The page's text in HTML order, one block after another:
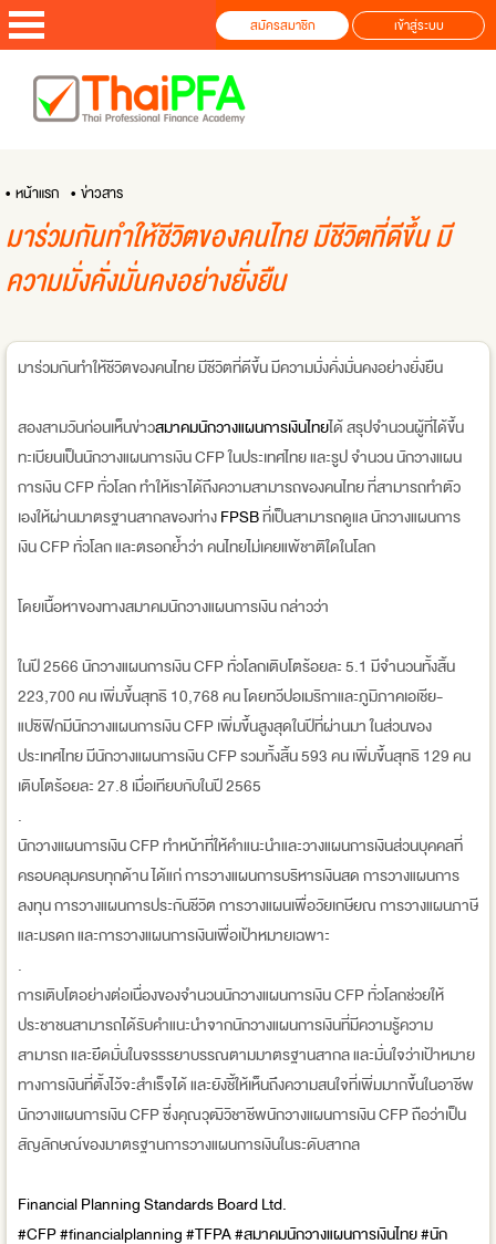
สมัครสมาชิก เข้าสู่ระบบ
• หน้าแรก • ข่าวสาร
มาร่วมกันทำให้ชีวิตของคนไทย มีชีวิตที่ดีขึ้น มี
ความมั่งคั่งมั่นคงอย่างยั่งยืน
มาร่วมกันทำให้ชีวิตของคนไทย มีชีวิตที่ดีขึ้น มีความมั่งคั่งมั่นคงอย่างยั่งยืน
สองสามวันก่อนเห็นข่าวสมาคมนักวางแผนการเงินไทยได้ สรุปจำนวนผู้ที่ได้ขึ้น
ทะเบียนเป็นนักวางแผนการเงิน CFP ในประเทศไทย และรูป จำนวน นักวางแผน
การเงิน CFP ทั่วโลก ทำให้เราได้ถึงความสามารถของคนไทย ที่สามารถทำตัว
เองให้ผ่านมาตรฐานสากลของท่างFPSBที่เป็นสามารถดูแล นักวางแผนการ
เงิน CFP ทั่วโลก และตรอกย้ำว่า คนไทยไม่เคยแพ้ชาติใดในโลก
โดยเนื้อหาของทางสมาคมนักวางแผนการเงิน กล่าวว่า
ในปี 2566 นักวางแผนการเงิน CFP ทั่วโลกเติบโตร้อยละ 5.1 มีจำนวนทั้งสิ้น
223,700 คน เพิ่มขึ้นสุทธิ 10,768 คน โดยทวีปอเมริกาและภูมิภาคเอเชีย-
แปซิฟิกมีนักวางแผนการเงิน CFP เพิ่มขึ้นสูงสุดในปีที่ผ่านมา ในส่วนของ
ประเทศไทย มีนักวางแผนการเงิน CFP รวมทั้งสิ้น 593 คน เพิ่มขึ้นสุทธิ 129 คน
เติบโตร้อยละ 27.8 เมื่อเทียบกับในปี 2565
.
นักวางแผนการเงิน CFP ทำหน้าที่ให้คำแนะนำและวางแผนการเงินส่วนบุคคลที่
ครอบคลุมครบทุกด้าน ได้แก่ การวางแผนการบริหารเงินสด การวางแผนการ
ลงทุน การวางแผนการประกันชีวิต การวางแผนเพื่อวัยเกษียณ การวางแผนภาษี
และมรดก และการวางแผนการเงินเพื่อเป้าหมายเฉพาะ
.
การเติบโตอย่างต่อเนื่องของจำนวนนักวางแผนการเงิน CFP ทั่วโลกช่วยให้
ประชาชนสามารถได้รับคำแนะนำจากนักวางแผนการเงินที่มีความรู้ความ
สามารถ และยึดมั่นในจรรรยาบรรณตามมาตรฐานสากล และมั่นใจว่าเป้าหมาย
ทางการเงินที่ตั้งไว้จะสำเร็จได้ และยังชี้ให้เห็นถึงความสนใจที่เพิ่มมากขึ้นในอาชีพ
นักวางแผนการเงิน CFP ซึ่งคุณวุฒิวิชาชีพนักวางแผนการเงิน CFP ถือว่าเป็น
สัญลักษณ์ของมาตรฐานการวางแผนการเงินในระดับสากล
Financial Planning Standards Board Ltd.
#CFP#financialplanning#TFPA#สมาคมนักวางแผนการเงินไทย#นัก